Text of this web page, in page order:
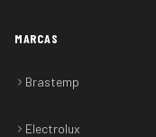
MARCAS
Brastemp
Electrolux